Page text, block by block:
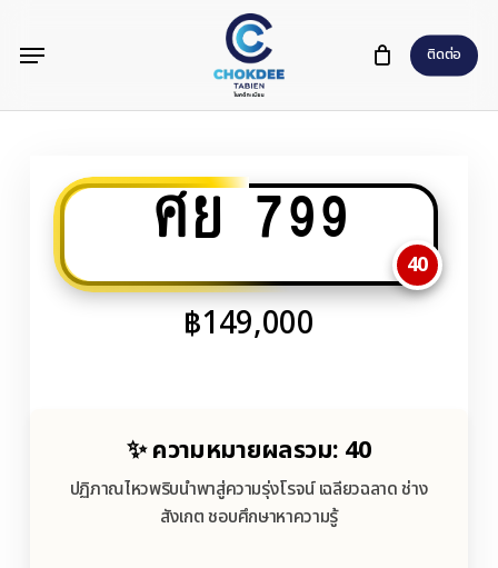
content
ติดต่อ
Menu
ศย 799
40
฿149,000
✨ ความหมายผลรวม: 40
ปฏิภาณไหวพริบนำพาสู่ความรุ่งโรจน์ เฉลียวฉลาด ช่าง
สังเกต ชอบศึกษาหาความรู้